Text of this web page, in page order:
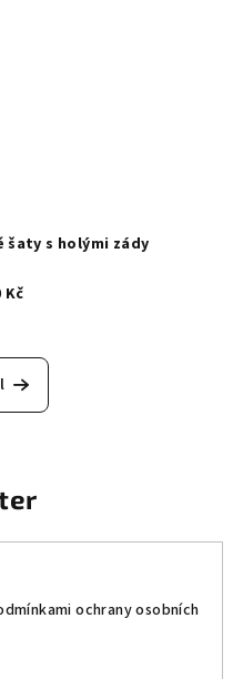
s holými zády
Kč
ochrany osobních